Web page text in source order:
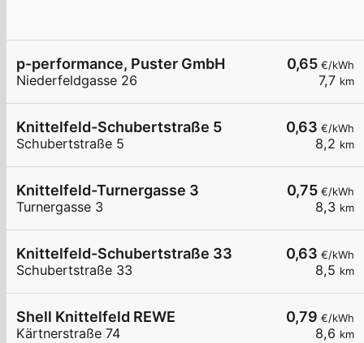
0,65 €/kWh
7,7 km
p-performance, Puster GmbH
Niederfeldgasse 26
0,63 €/kWh
8,2 km
Knittelfeld-Schubertstraße 5
Schubertstraße 5
0,75 €/kWh
8,3 km
Knittelfeld-Turnergasse 3
Turnergasse 3
0,63 €/kWh
8,5 km
Knittelfeld-Schubertstraße 33
Schubertstraße 33
0,79 €/kWh
8,6 km
Shell Knittelfeld REWE
Kärtnerstraße 74